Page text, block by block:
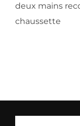
deux mains
chaussette